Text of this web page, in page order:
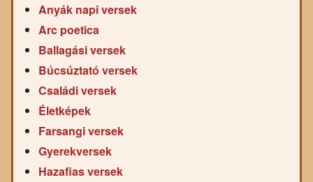
Anyák napi versek
Arc poetica
Ballagási versek
Búcsúztató versek
Családi versek
Életképek
Farsangi versek
Gyerekversek
Hazafias versek